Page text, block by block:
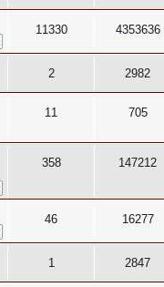
11330 4353636
2 2982
11 705
358 147212
46 16277
1 2847